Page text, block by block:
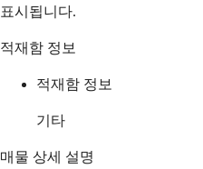
표시됩니다.
적재함 정보
적재함 정보
기타
매물 상세 설명